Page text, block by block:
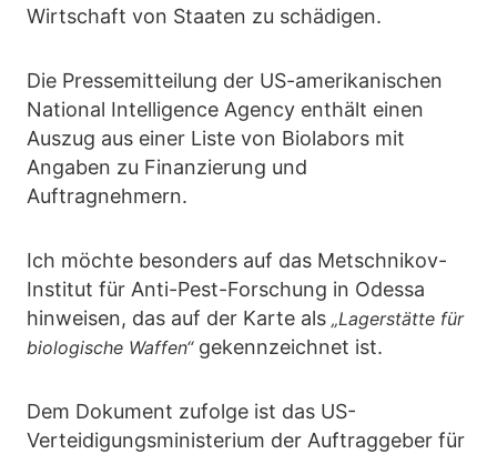
Wirtschaft von Staaten zu schädigen.
Die Pressemitteilung der US-amerikanischen
National Intelligence Agency enthält einen
Auszug aus einer Liste von Biolabors mit
Angaben zu Finanzierung und
Auftragnehmern.
Ich möchte besonders auf das Metschnikov-
Institut für Anti-Pest-Forschung in Odessa
hinweisen, das auf der Karte als „Lagerstätte für
biologische Waffen“gekennzeichnet ist.
Dem Dokument zufolge ist das US-
Verteidigungsministerium der Auftraggeber für